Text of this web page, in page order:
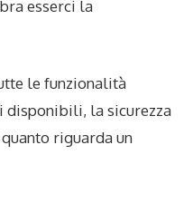
esserci la
le funzionalità
disponibili, la sicurezza
riguarda un